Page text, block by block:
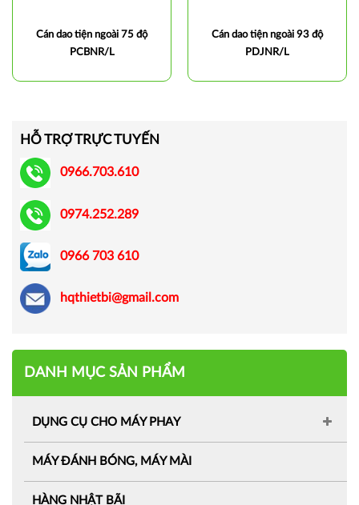
Cán dao tiện ngoài 75 độ
PCBNR/L
Cán dao tiện ngoài 93 độ
PDJNR/L
HỖ TRỢ TRỰC TUYẾN
0966.703.610
0974.252.289
0966 703 610
hqthietbi@gmail.com
DANH MỤC SẢN PHẨM
DỤNG CỤ CHO MÁY PHAY
MÁY ĐÁNH BÓNG, MÁY MÀI
HÀNG NHẬT BÃI